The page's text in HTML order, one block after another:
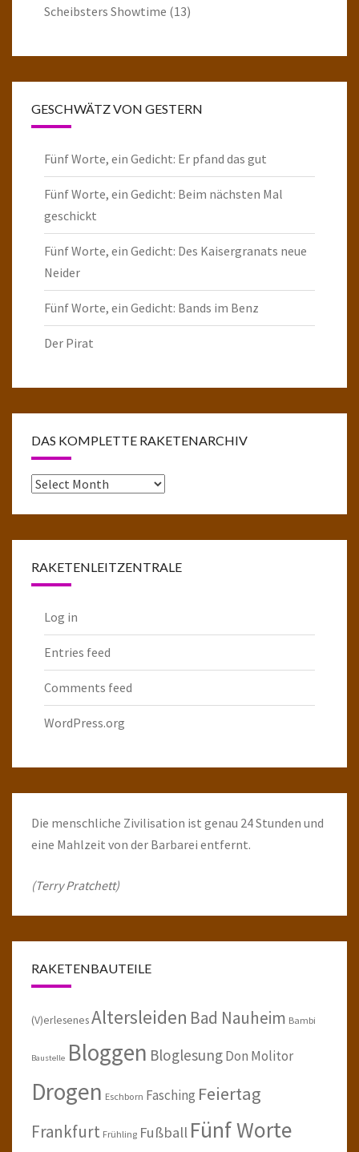
Scheibsters Showtime (13)
GESCHWÄTZ VON GESTERN
Fünf Worte, ein Gedicht: Er pfand das gut
Fünf Worte, ein Gedicht: Beim nächsten Mal
geschickt
Fünf Worte, ein Gedicht: Des Kaisergranats neue
Neider
Fünf Worte, ein Gedicht: Bands im Benz
Der Pirat
DAS KOMPLETTE RAKETENARCHIV
Das
RAKETENLEITZENTRALE
Log in
Entries feed
Comments feed
WordPress.org
Die menschliche Zivilisation ist genau 24 Stunden und
eine Mahlzeit von der Barbarei entfernt.
(Terry Pratchett)
RAKETENBAUTEILE
(V)erlesenesAltersleiden Bad Nauheim Bambi
Baustelle Bloggen BloglesungDon Molitor
Drogen Eschborn Fasching Feiertag
Frankfurt Frühling Fußball Fünf Worte